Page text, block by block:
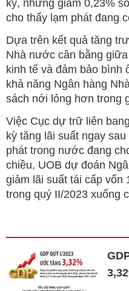
kỳ, nhưng giảm 0,23%
cho thấy lạm phát đang
Dựa trên kết quả tăng
Nhà nước cân bằng
kinh tế và đảm bảo bình
khả năng Ngân hàng
sách nới lỏng hơn trong
Việc Cục dự trữ liên
kỳ tăng lãi suất ngay
phát trong nước đang
chiều, UOB dự đoán
giảm lãi suất tái cấp vốn
trong quý II/2023 xuống